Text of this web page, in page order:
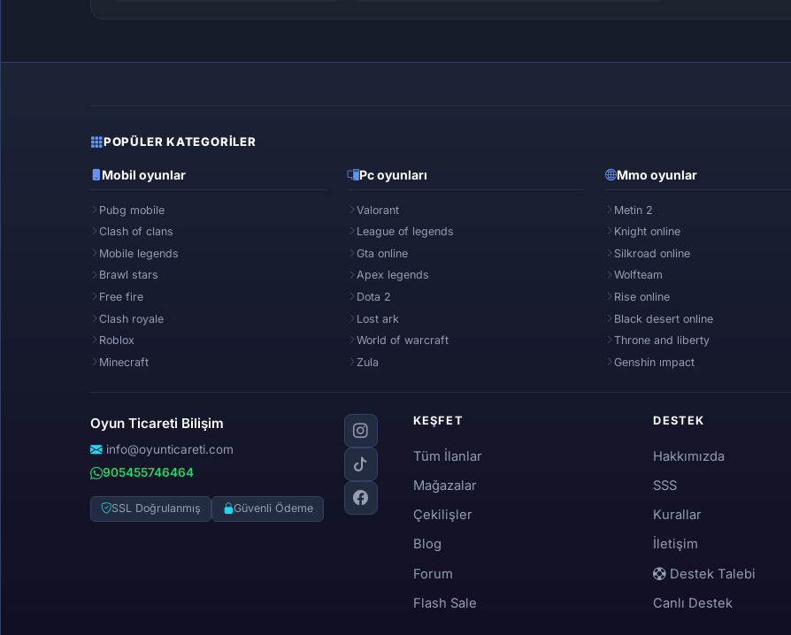
POPÜLER KATEGORILER
Mobil oyunlar
Pubg mobile
Clash of clans
Mobile legends
Brawl stars
Free fire
Clash royale
Roblox
Minecraft
Pc oyunları
Valorant
League of legends
Gta online
Apex legends
Dota 2
Lost ark
World of warcraft
Zula
Mmo oyunlar
Metin 2
Knight online
Silkroad online
Wolfteam
Rise online
Black desert online
Throne and liberty
Genshin ımpact
Oyun Ticareti Bilişim
info@oyunticareti.com
905455746464
SSL Doğrulanmış Güvenli Ödeme
KEŞFET
Tüm İlanlar
Mağazalar
Çekilişler
Blog
Forum
Flash Sale
DESTEK
Hakkımızda
SSS
Kurallar
İletişim
Destek Talebi
Canlı Destek